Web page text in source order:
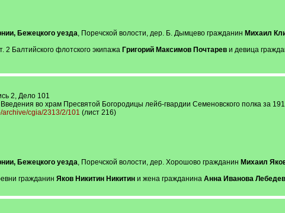
Бежецкого уезда, Поречской волости, дер. Б. Дымцево гражданин Михаил
2 Балтийского флотского экипажа Григорий Максимов Почтареви девица
2, Дело 101
во храм Пресвятой Богородицы лейб-гвардии Семеновского полка за
archive/cgia/2313/2/101 (лист 216)
Бежецкого уезда, Поречской волости, дер. Хорошово гражданин Михаил
гражданин Яков Никитин Никитини жена гражданина Анна Иванова